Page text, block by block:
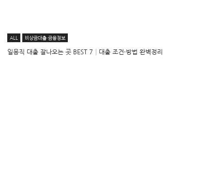
ALL 비상금대출·금융정보
일용직 대출 잘나오는 곳 BEST 7│대출 조건·방법 완벽정리